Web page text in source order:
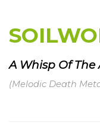
A Whisp Of
(Melodic Death